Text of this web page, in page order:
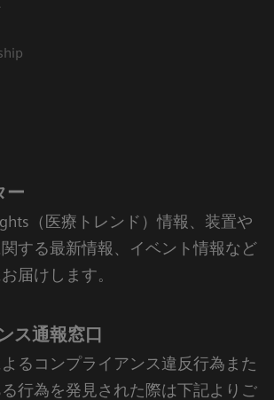
ー
（医療トレンド）情報、装置や
する最新情報、イベント情報など
届けします。
ス通報窓口
るコンプライアンス違反行為また
行為を発見された際は下記よりご